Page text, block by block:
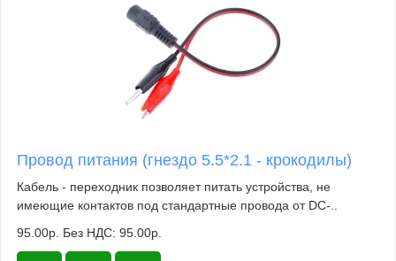
Провод питания (гнездо 5.5*2.1 - крокодилы)
Кабель - переходник позволяет питать устройства, не
имеющие контактов под стандартные провода от DC-..
95.00р. Без НДС: 95.00р.